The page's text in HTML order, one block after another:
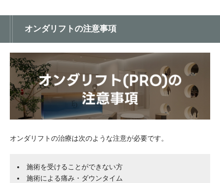
オンダリフトの注意事項
オンダリフトの治療は次のような注意が必要です。
施術を受けることができない方
施術による痛み・ダウンタイム